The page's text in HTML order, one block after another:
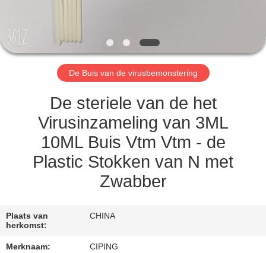
VERZOEK
CITAAT
SITEMAP
POLICY
De Buis van de virusbemonstering
De steriele van de het
Virusinzameling van 3ML
10ML Buis Vtm Vtm - de
Plastic Stokken van N met
Zwabber
Plaats van
herkomst:
CHINA
Merknaam: CIPING